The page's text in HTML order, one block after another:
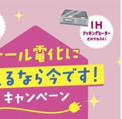
3D
から性能向上リフォームをワン